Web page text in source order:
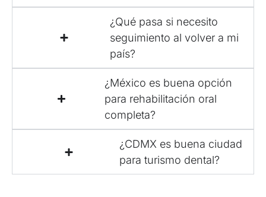
¿Qué pasa si necesito
seguimiento al volver a mi
país?
¿México es buena opción
para rehabilitación oral
completa?
¿CDMX es buena ciudad
para turismo dental?